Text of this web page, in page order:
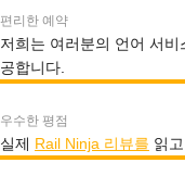
편리한 예약
저희는 여러분의 언어 서
공합니다.
우수한 평점
실제 Rail Ninja 리뷰를 읽